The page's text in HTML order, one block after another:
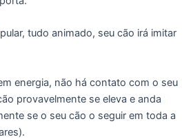
tudo animado, seu cão irá imitar
energia, não há contato com o seu
provavelmente se eleva e anda
se o seu cão o seguir em toda a